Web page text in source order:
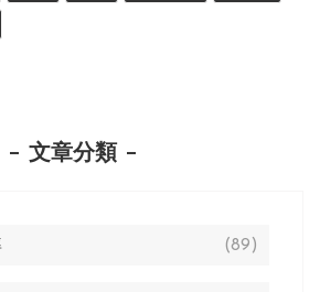
文章分類
(89)